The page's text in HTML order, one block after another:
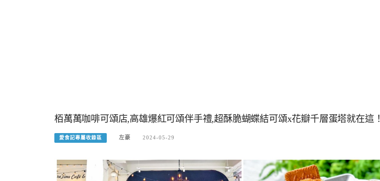
栢萬萬咖啡可頌店,高雄爆紅可頌伴手禮,超酥脆蝴蝶結可頌x花瓣千層蛋塔就在這！
愛食記專屬收錄區 左豪 2024-05-29